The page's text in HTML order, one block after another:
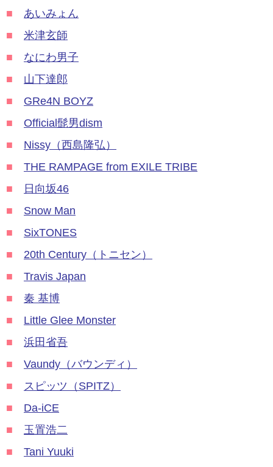
■
あいみょん
■
米津玄師
■
なにわ男子
■
山下達郎
■
GRe4N BOYZ
■
Official髭男dism
■
Nissy（西島隆弘）
■
THE RAMPAGE from EXILE TRIBE
■
日向坂46
■
Snow Man
■
SixTONES
■
20th Century（トニセン）
■
Travis Japan
■
秦 基博
■
Little Glee Monster
■
浜田省吾
■
Vaundy（バウンディ）
■
スピッツ（SPITZ）
■
Da-iCE
■
玉置浩二
■
Tani Yuuki